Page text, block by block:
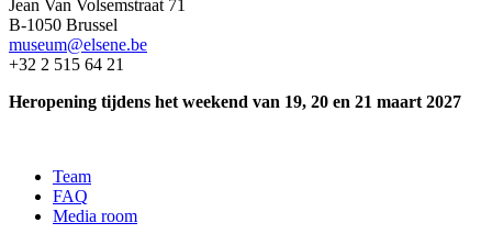
Jean Van Volsemstraat 71
B-1050 Brussel
museum@elsene.be
+32 2 515 64 21
Heropening tijdens het weekend van 19, 20 en 21 maart 2027
Team
FAQ
Media room